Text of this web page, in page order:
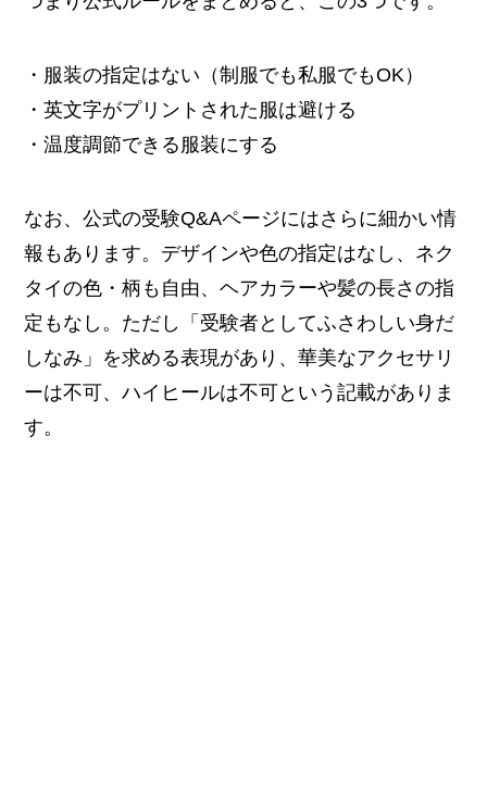
・服装の指定はない（制服でも私服でもOK）
・英文字がプリントされた服は避ける
・温度調節できる服装にする
なお、公式の受験Q&Aページにはさらに細かい情
報もあります。デザインや色の指定はなし、ネク
タイの色・柄も自由、ヘアカラーや髪の長さの指
定もなし。ただし「受験者としてふさわしい身だ
しなみ」を求める表現があり、華美なアクセサリ
ーは不可、ハイヒールは不可という記載がありま
す。